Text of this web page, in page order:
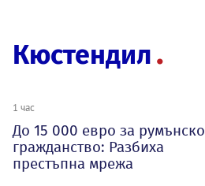
Кюстендил
1 час
До 15 000 евро за румънско
гражданство: Разбиха
престъпна мрежа